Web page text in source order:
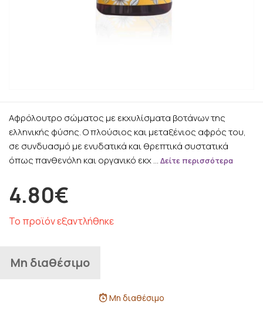
Αφρόλουτρο σώματος με εκχυλίσματα βοτάνων της
ελληνικής φύσης. Ο πλούσιος και μεταξένιος αφρός του,
σε συνδυασμό με ενυδατικά και θρεπτικά συστατικά
όπως πανθενόλη και οργανικό εκχ … Δείτε περισσότερα
4.80€
Το προϊόν εξαντλήθηκε
Μη διαθέσιμο
Μη διαθέσιμο